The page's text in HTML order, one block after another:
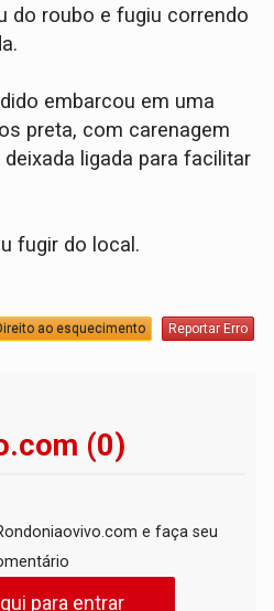
do roubo e fugiu correndo
embarcou em uma
preta, com carenagem
ligada para facilitar
fugir do local.
ao esquecimento Reportar Erro
(0)
e faça seu
para entrar